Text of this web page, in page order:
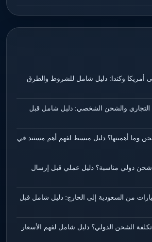
أمريكا وكندا: دليل شامل للشروط والطرق
التجاري والشحن الشخصي: دليل شامل قبل
وما أهميتها؟ دليل مبسط لفهم أهم مستند في
دولي مناسبة؟ دليل عملي قبل إرسال
من السعودية إلى الخارج: دليل شامل قبل
الشحن الدولي؟ دليل شامل لفهم الأسعار